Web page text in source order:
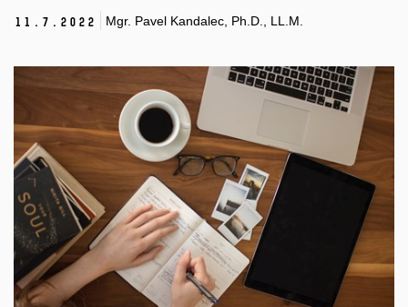
11. 7. 2022 Mgr. Pavel Kandalec, Ph.D., LL.M.